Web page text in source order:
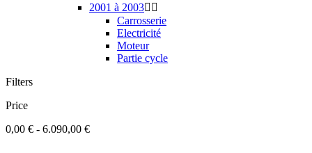
2001 à 2003 
Carrosserie
Electricité
Moteur
Partie cycle
Filters
Price
0,00 € - 6.090,00 €